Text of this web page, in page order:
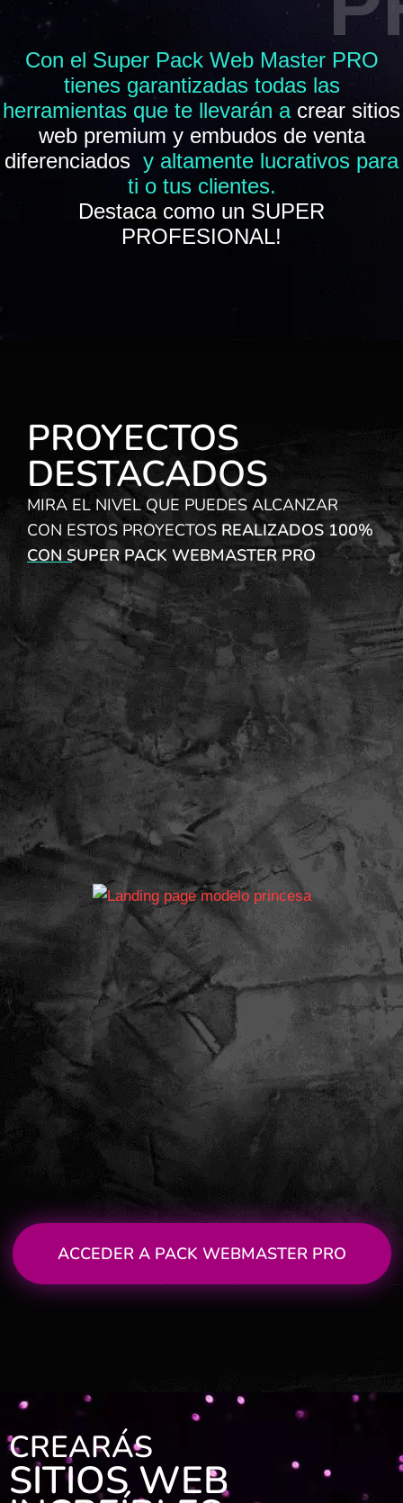
Con el Super Pack Web Master PRO
tienes garantizadas todas las
herramientas que te llevarán acrear sitios
web premium y embudos de venta
diferenciados y altamente lucrativos para
ti o tus clientes.
Destaca como un SUPER
PROFESIONAL!
PROYECTOS
DESTACADOS
MIRA EL NIVEL QUE PUEDES ALCANZAR
CON ESTOS PROYECTOS REALIZADOS 100%
CON SUPER PACK WEBMASTER PRO
ACCEDER A PACK WEBMASTER PRO
CREARÁS
SITIOS WEB